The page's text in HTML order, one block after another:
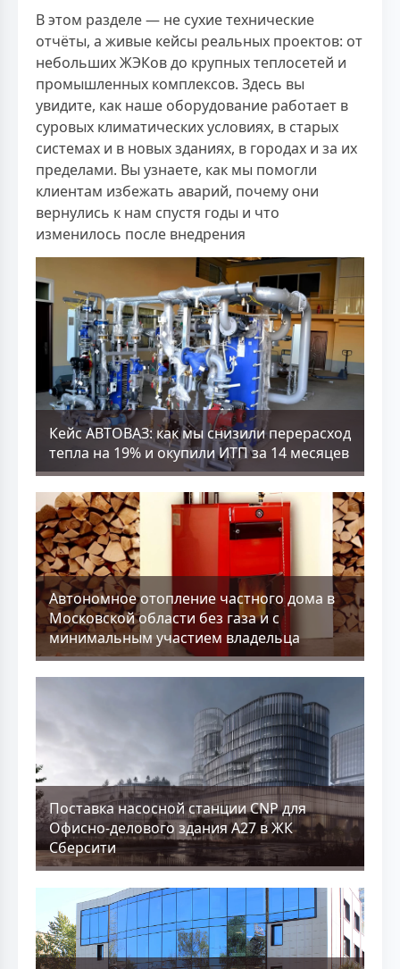
В этом разделе — не сухие технические
отчёты, а живые кейсы реальных проектов: от
небольших ЖЭКов до крупных теплосетей и
промышленных комплексов. Здесь вы
увидите, как наше оборудование работает в
суровых климатических условиях, в старых
системах и в новых зданиях, в городах и за их
пределами. Вы узнаете, как мы помогли
клиентам избежать аварий, почему они
вернулись к нам спустя годы и что
изменилось после внедрения
Кейс АВТОВАЗ: как мы снизили перерасход
тепла на 19% и окупили ИТП за 14 месяцев
Aвтономное отопление частного дома в
Московской области без газа и с
минимальным участием владельца
Поставка насосной станции CNP для
Офисно-делового здания А27 в ЖК
Сберсити